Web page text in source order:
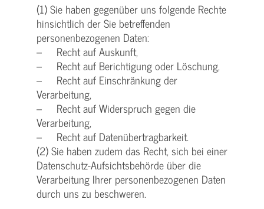
(1) Sie haben gegenüber uns folgende Rechte
hinsichtlich der Sie betreffenden
personenbezogenen Daten:
– Recht auf Auskunft,
– Recht auf Berichtigung oder Löschung,
– Recht auf Einschränkung der
Verarbeitung,
– Recht auf Widerspruch gegen die
Verarbeitung,
– Recht auf Datenübertragbarkeit.
(2) Sie haben zudem das Recht, sich bei einer
Datenschutz-Aufsichtsbehörde über die
Verarbeitung Ihrer personenbezogenen Daten
durch uns zu beschweren.